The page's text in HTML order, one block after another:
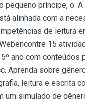
pequeno príncipe, o.
alinhada com a
de leitura
15
ano com conteúdos
Aprenda sobre
leitura e escrita
um simulado de